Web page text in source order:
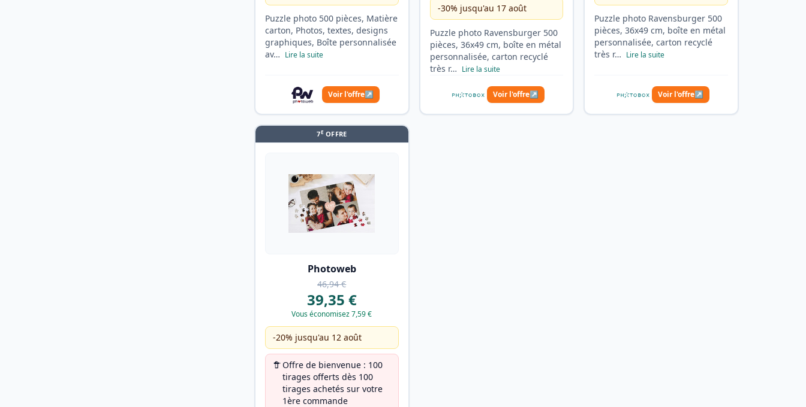
Puzzle photo 500 pièces, Matière
carton, Photos, textes, designs
graphiques, Boîte personnalisée
av… Lire la suite
Voir l'offre↗
-30% jusqu'au 17 août
Puzzle photo Ravensburger 500
pièces, 36x49 cm, boîte en métal
personnalisée, carton recyclé
très r… Lire la suite
Voir l'offre↗
Puzzle photo Ravensburger 500
pièces, 36x49 cm, boîte en métal
personnalisée, carton recyclé
très r… Lire la suite
Voir l'offre↗
7EOFFRE
Photoweb
46,94 €
39,35 €
Vous économisez 7,59 €
-20% jusqu'au 12 août
Offre de bienvenue : 100
tirages offerts dès 100
tirages achetés sur votre
1ère commande